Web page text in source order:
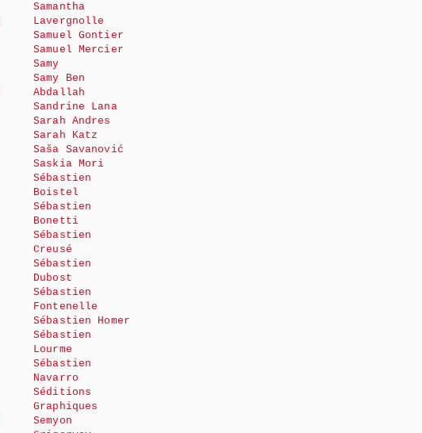
Samantha
Lavergnolle
Samuel Gontier
Samuel Mercier
Samy
Samy Ben
Abdallah
Sandrine Lana
Sarah Andres
Sarah Katz
Saša Savanović
Saskia Mori
Sébastien
Boistel
Sébastien
Bonetti
Sébastien
Creusé
Sébastien
Dubost
Sébastien
Fontenelle
Sébastien Homer
Sébastien
Lourme
Sébastien
Navarro
Séditions
Graphiques
Semyon